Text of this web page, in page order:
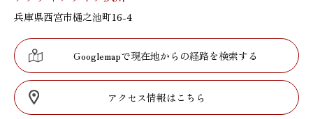
兵庫県西宮市樋之池町16-4
Googlemapで現在地からの経路を検索する
アクセス情報はこちら